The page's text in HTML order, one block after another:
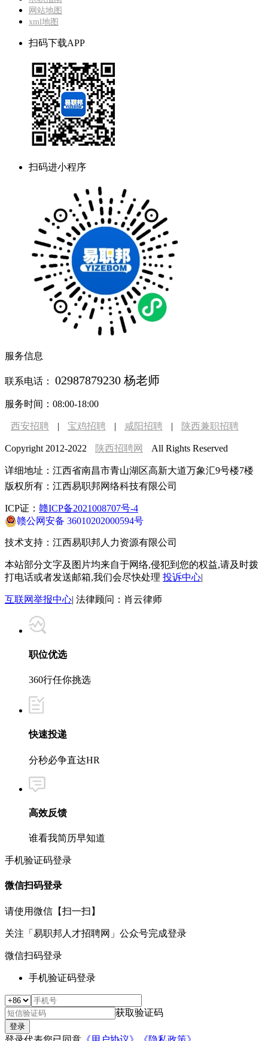
网站地图
xml地图
扫码下载APP
扫码进小程序
服务信息
联系电话： 02987879230 杨老师
服务时间：08:00-18:00
西安招聘 | 宝鸡招聘 | 咸阳招聘 | 陕西兼职招聘
Copyright 2012-2022 陕西招聘网 All Rights Reserved
详细地址：江西省南昌市青山湖区高新大道万象汇9号楼7楼
版权所有： 江西易职邦网络科技有限公司
ICP证： 赣ICP备2021008707号-4
赣公网安备 36010202000594号
技术支持： 江西易职邦人力资源有限公司
本站部分文字及图片均来自于网络,侵犯到您的权益,请及时拨
打电话或者发送邮箱,我们会尽快处理 投诉中心|
互联网举报中心| 法律顾问：肖云律师
职位优选
360行任你挑选
快速投递
分秒必争直达HR
高效反馈
谁看我简历早知道
手机验证码登录
微信扫码登录
请使用微信【扫一扫】
关注 「易职邦人才招聘网」 公众号完成登录
微信扫码登录
手机验证码登录
获取验证码